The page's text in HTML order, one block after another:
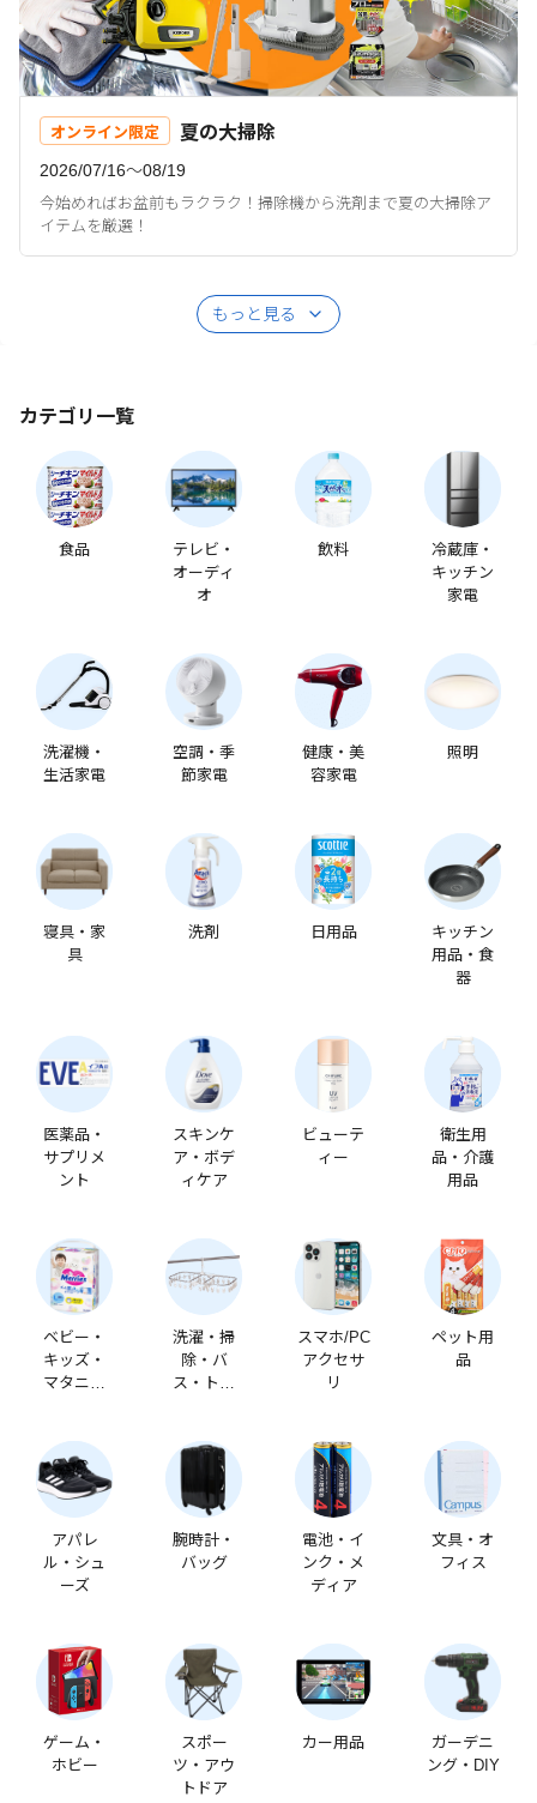
オンライン限定 夏の大掃除
2026/07/16〜08/19
今始めればお盆前もラクラク！掃除機から洗剤まで夏の大掃除ア
イテムを厳選！
もっと見る
カテゴリ一覧
食品
テレビ・
オーディ
オ
飲料
冷蔵庫・
キッチン
家電
洗濯機・
生活家電
空調・季
節家電
健康・美
容家電
照明
寝具・家
具
洗剤 日用品
キッチン
用品・食
器
医薬品・
サプリメ
ント
スキンケ
ア・ボデ
ィケア
ビューテ
ィー
衛生用
品・介護
用品
ベビー・
キッズ・
マタニテ
洗濯・掃
除・バ
ス・トイ
スマホ/PC
アクセサ
リ
ペット用
品
アパレ
ル・シュ
ーズ
腕時計・
バッグ
電池・イ
ンク・メ
ディア
文具・オ
フィス
ゲーム・
ホビー
スポー
ツ・アウ
トドア
カー用品
ガーデニ
ング・DIY